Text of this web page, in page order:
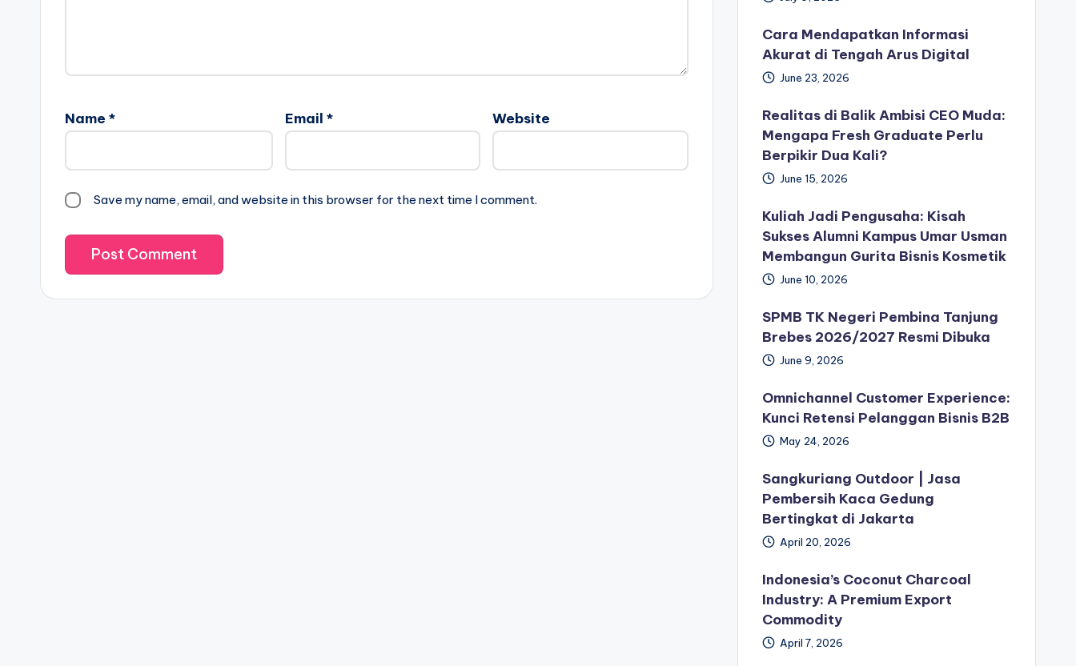
Name * Email * Website
Save my name, email, and website in this browser for the next time I comment.
Cara Mendapatkan Informasi
Akurat di Tengah Arus Digital
June 23, 2026
Realitas di Balik Ambisi CEO Muda:
Mengapa Fresh Graduate Perlu
Berpikir Dua Kali?
June 15, 2026
Kuliah Jadi Pengusaha: Kisah
Sukses Alumni Kampus Umar Usman
Membangun Gurita Bisnis Kosmetik
June 10, 2026
SPMB TK Negeri Pembina Tanjung
Brebes 2026/2027 Resmi Dibuka
June 9, 2026
Omnichannel Customer Experience:
Kunci Retensi Pelanggan Bisnis B2B
May 24, 2026
Sangkuriang Outdoor | Jasa
Pembersih Kaca Gedung
Bertingkat di Jakarta
April 20, 2026
Indonesia’s Coconut Charcoal
Industry: A Premium Export
Commodity
April 7, 2026